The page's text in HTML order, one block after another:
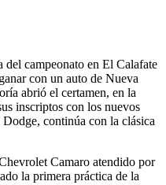
del campeonato en El Calafate
con un auto de Nueva
abrió el certamen, en la
inscriptos con los nuevos
continúa con la clásica
Camaro atendido por
la primera práctica de la